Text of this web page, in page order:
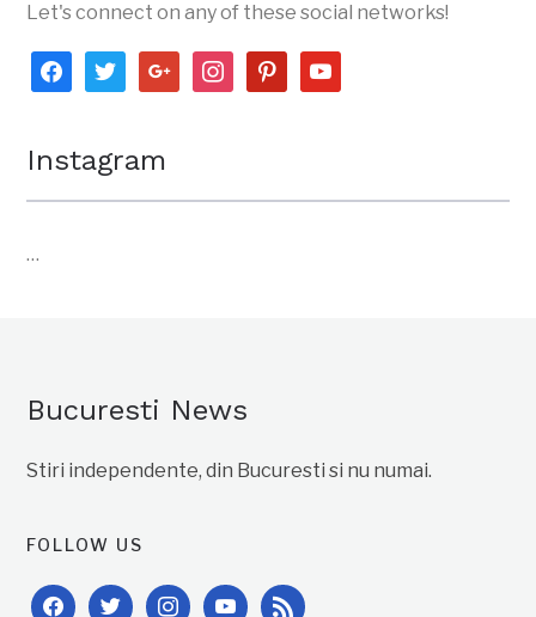
Let's connect on any of these social networks!
facebooktwittergoogleinstagrampinterestyoutube
Instagram
…
Bucuresti News
Stiri independente, din Bucuresti si nu numai.
FOLLOW US
facebooktwitterinstagramyoutube
rss